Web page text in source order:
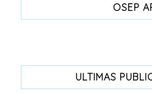
OSEP
ULTIMAS